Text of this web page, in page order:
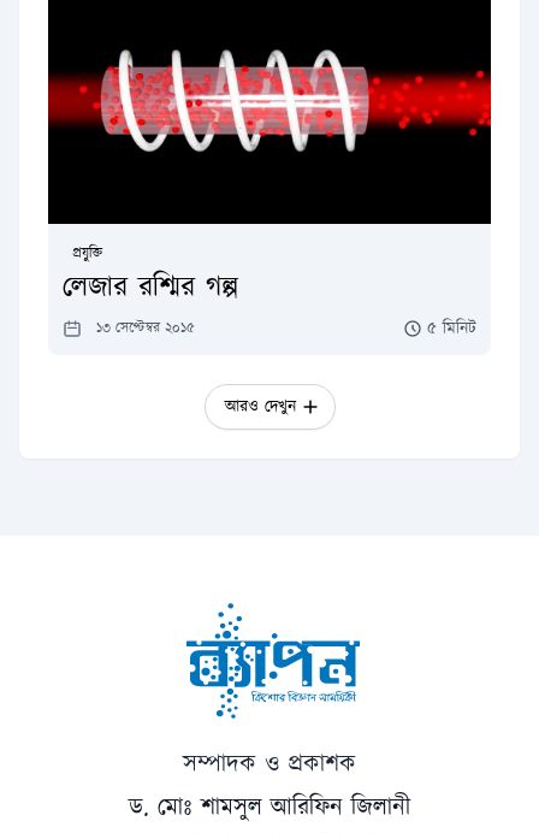
প্রযুক্তি
লেজার রশ্মির গল্প
১৩ সেপ্টেম্বর ২০১৫ ৫ মিনিট
আরও দেখুন
সম্পাদক ও প্রকাশক
ড. মোঃ শামসুল আরিফিন জিলানী